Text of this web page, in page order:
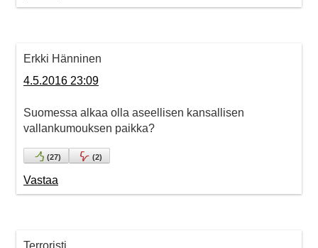
Erkki Hänninen
4.5.2016 23:09
Suomessa alkaa olla aseellisen kansallisen
vallankumouksen paikka?
(27) (2)
Vastaa
Terroristi